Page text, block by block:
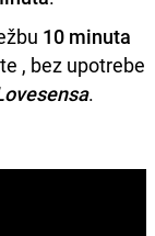
10 minuta
, bez upotrebe
.